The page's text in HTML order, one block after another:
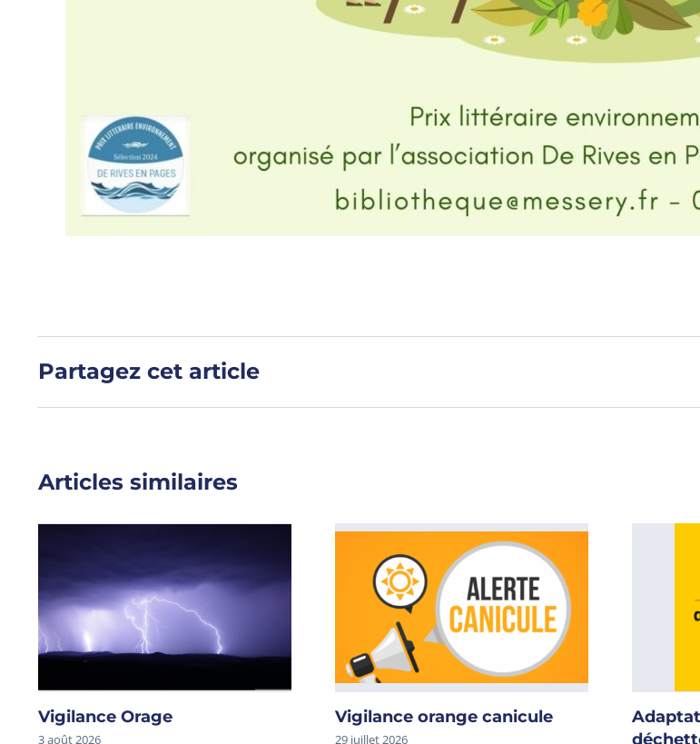
Partagez cet article
Articles similaires
Vigilance Orage
3 août 2026
Vigilance orange canicule
29 juillet 2026